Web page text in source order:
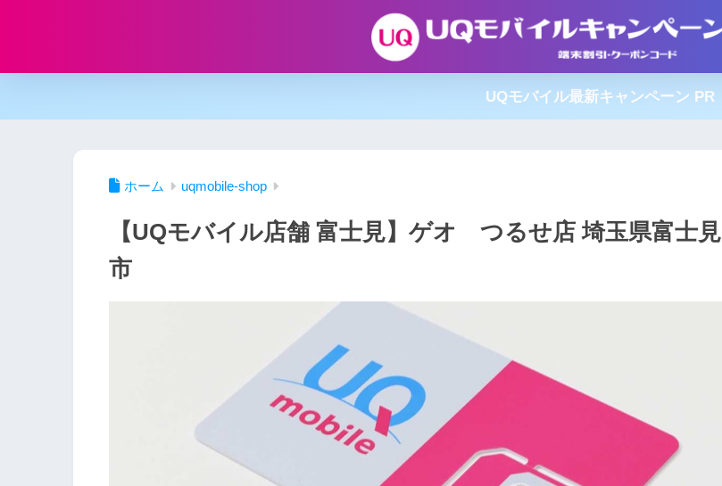
UQモバイル最新キャンペーン PR
ホーム uqmobile-shop
【UQモバイル店舗 富士見】ゲオ つるせ店 埼玉県富士見
市